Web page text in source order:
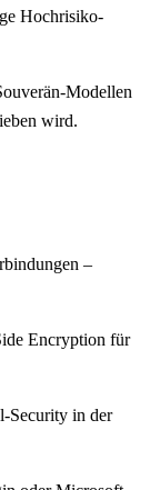
Hochrisiko-
Modellen
wird.
–
Encryption für
Security in der